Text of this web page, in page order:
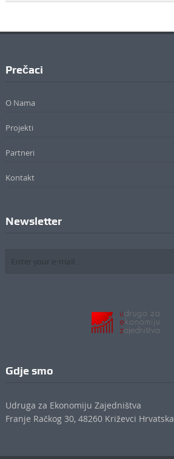
Prečaci
O Nama
Projekti
Partneri
Kontakt
Newsletter
Gdje smo
Udruga za Ekonomiju Zajedništva
Franje Račkog 30, 48260 Križevci Hrvatska